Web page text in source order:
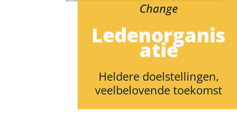
Change
Ledenorganis
atie
Heldere doelstellingen,
veelbelovende toekomst